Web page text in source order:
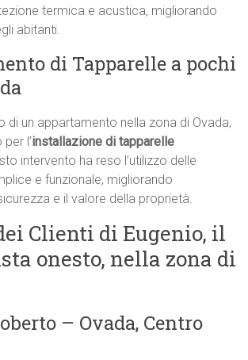
termica e acustica, migliorando
abitanti.
di Tapparelle a pochi
di un appartamento nella zona di Ovada,
l’installazione di tapparelle
intervento ha reso l’utilizzo delle
e funzionale, migliorando
e il valore della proprietà.
Clienti di Eugenio, il
onesto, nella zona di
– Ovada, Centro